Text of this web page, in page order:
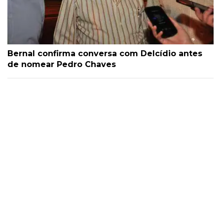
Bernal confirma conversa com Delcídio antes
de nomear Pedro Chaves